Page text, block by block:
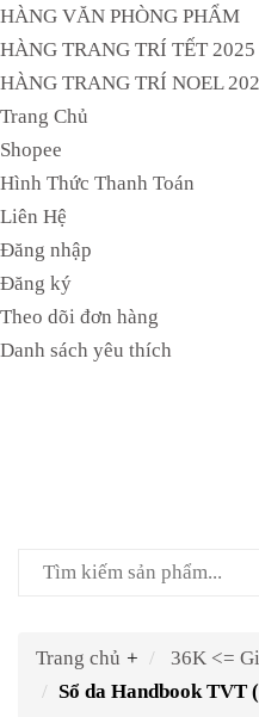
HÀNG VĂN PHÒNG PHẨM
HÀNG TRANG TRÍ TẾT 2025
HÀNG TRANG TRÍ NOEL
Trang Chủ
Shopee
Hình Thức Thanh Toán
Liên Hệ
Đăng nhập
Đăng ký
Theo dõi đơn hàng
Danh sách yêu thích
Trang chủ + 36K <=
Sổ da Handbook TVT